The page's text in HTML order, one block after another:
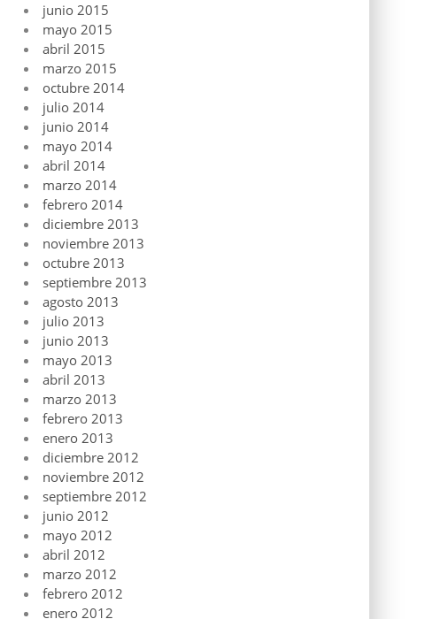
junio 2015
mayo 2015
abril 2015
marzo 2015
octubre 2014
julio 2014
junio 2014
mayo 2014
abril 2014
marzo 2014
febrero 2014
diciembre 2013
noviembre 2013
octubre 2013
septiembre 2013
agosto 2013
julio 2013
junio 2013
mayo 2013
abril 2013
marzo 2013
febrero 2013
enero 2013
diciembre 2012
noviembre 2012
septiembre 2012
junio 2012
mayo 2012
abril 2012
marzo 2012
febrero 2012
enero 2012